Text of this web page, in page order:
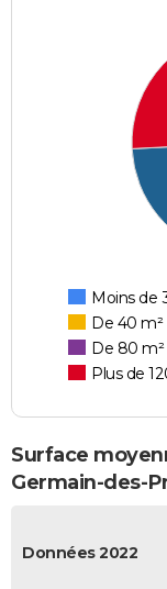
Moins de
De 40 m²
De 80 m²
Plus de
Surface
Germain-des-
Données 2022